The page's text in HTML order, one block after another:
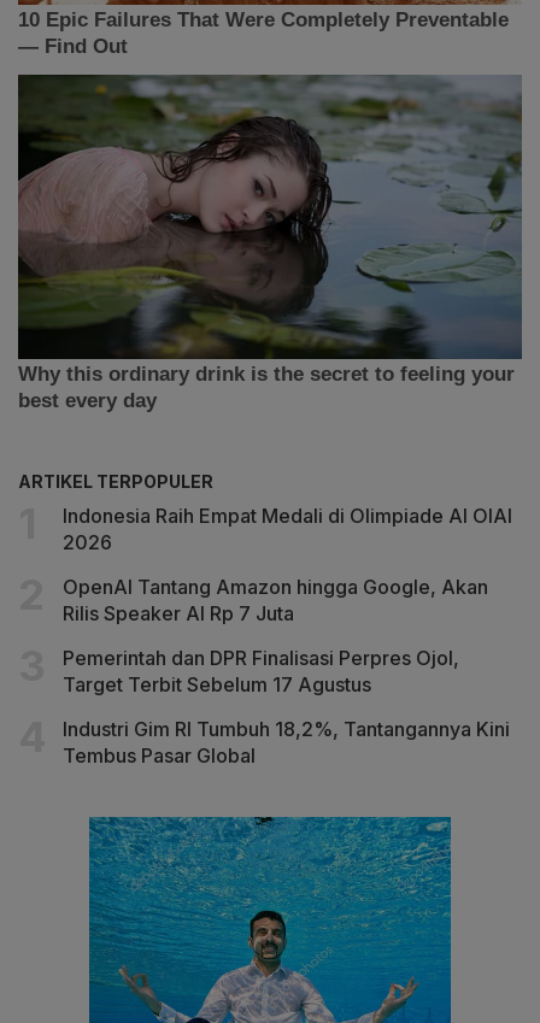
ARTIKEL TERPOPULER
Indonesia Raih Empat Medali di Olimpiade AI OIAI
2026
OpenAI Tantang Amazon hingga Google, Akan
Rilis Speaker AI Rp 7 Juta
Pemerintah dan DPR Finalisasi Perpres Ojol,
Target Terbit Sebelum 17 Agustus
Industri Gim RI Tumbuh 18,2%, Tantangannya Kini
Tembus Pasar Global